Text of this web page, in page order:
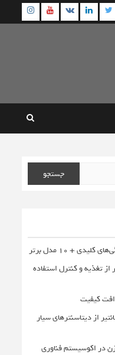
Twitter
Linkedin
VK
+ 10 مدل برتر
تغذیه و کنترل استفاده
از دیتاسنترهای سیار
زن در اکوسیستم فناوری